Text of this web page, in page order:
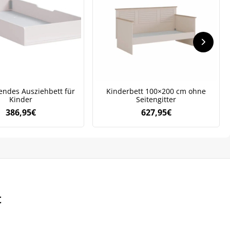
Ausziehbett für
Kinder
386,95€
Kinderbett 100×200 cm ohne
Seitengitter
627,95€